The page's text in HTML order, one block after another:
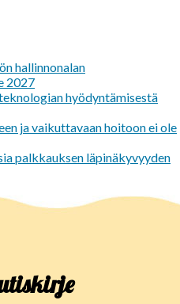
hallinnonalan
2027
hyödyntämisestä
ja vaikuttavaan hoitoon ei ole
palkkauksen läpinäkyvyyden